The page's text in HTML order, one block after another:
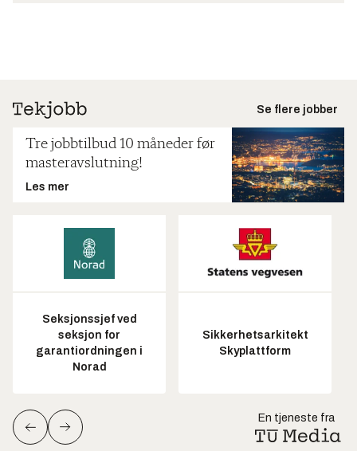
Se flere jobber
Tre jobbtilbud 10 måneder før
masteravslutning!
Les mer
Seksjonssjef ved
seksjon for
garantiordningen i
Norad
Sikkerhetsarkitekt
Skyplattform
En tjeneste fra